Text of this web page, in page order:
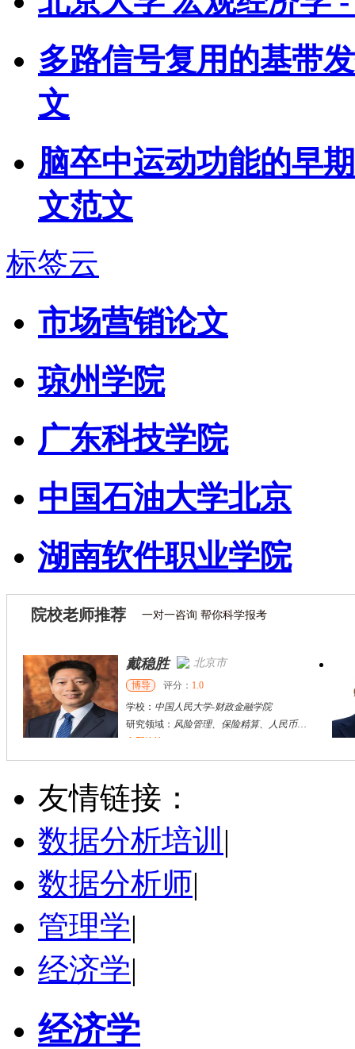
多路信号复用的基带
文
脑卒中运动功能的早
文范文
标签云
市场营销论文
琼州学院
广东科技学院
中国石油大学北京
湖南软件职业学院
院校老师推荐 一对一咨询 帮你科学报考
戴稳胜 北京市
博导 评分： 1.0
学校： 中国人民大学-财政金融学院
研究领域： 风险管理、保险精算、人民币国际化
立即咨询
陈传红 武汉市
硕导
学校：中南民族大学
立即咨询
友情链接：
数据分析培训 |
数据分析师|
管理学|
经济学|
经济学